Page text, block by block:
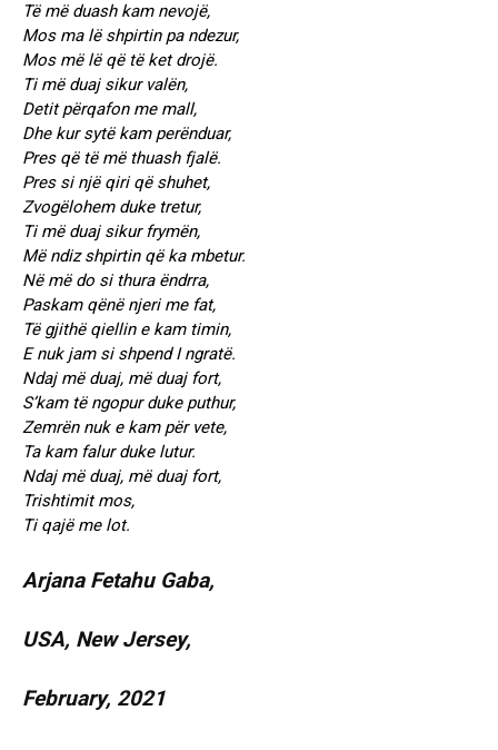
Të më duash kam nevojë,
Mos ma lë shpirtin pa ndezur,
Mos më lë që të ket drojë.
Ti më duaj sikur valën,
Detit përqafon me mall,
Dhe kur sytë kam perënduar,
Pres që të më thuash fjalë.
Pres si një qiri që shuhet,
Zvogëlohem duke tretur,
Ti më duaj sikur frymën,
Më ndiz shpirtin që ka mbetur.
Në më do si thura ëndrra,
Paskam qënë njeri me fat,
Të gjithë qiellin e kam timin,
E nuk jam si shpend I ngratë.
Ndaj më duaj, më duaj fort,
S’kam të ngopur duke puthur,
Zemrën nuk e kam për vete,
Ta kam falur duke lutur.
Ndaj më duaj, më duaj fort,
Trishtimit mos,
Ti qajë me lot.
Arjana Fetahu Gaba,
USA, New Jersey,
February, 2021